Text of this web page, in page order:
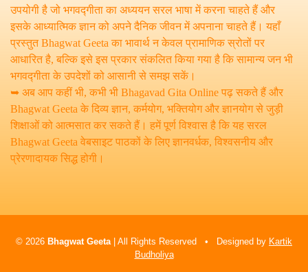
उपयोगी है जो भगवद्गीता का अध्ययन सरल भाषा में करना चाहते हैं और
इसके आध्यात्मिक ज्ञान को अपने दैनिक जीवन में अपनाना चाहते हैं। यहाँ
प्रस्तुत Bhagwat Geeta का भावार्थ न केवल प्रामाणिक स्रोतों पर
आधारित है, बल्कि इसे इस प्रकार संकलित किया गया है कि सामान्य जन भी
भगवद्गीता के उपदेशों को आसानी से समझ सकें।
➥ अब आप कहीं भी, कभी भी Bhagavad Gita Online पढ़ सकते हैं और
Bhagwat Geeta के दिव्य ज्ञान, कर्मयोग, भक्तियोग और ज्ञानयोग से जुड़ी
शिक्षाओं को आत्मसात कर सकते हैं। हमें पूर्ण विश्वास है कि यह सरल
Bhagwat Geeta वेबसाइट पाठकों के लिए ज्ञानवर्धक, विश्वसनीय और
प्रेरणादायक सिद्ध होगी।
© 2026 Bhagwat Geeta | All Rights Reserved • Designed by Kartik
Budholiya